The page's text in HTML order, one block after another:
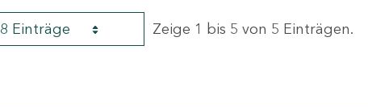
8 Einträge Zeige 1 bis 5 von 5 Einträgen.